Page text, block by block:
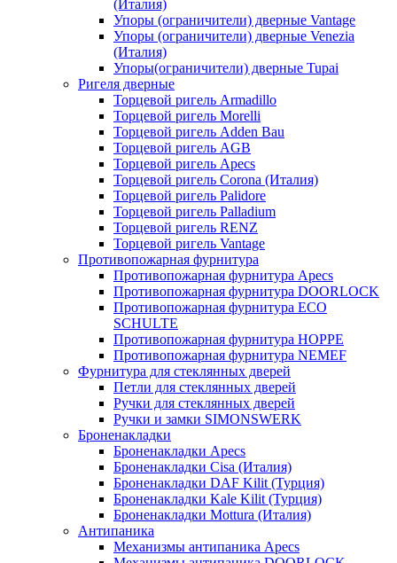
(Италия)
Упоры (ограничители) дверные Vantage
Упоры (ограничители) дверные Venezia
(Италия)
Упоры(ограничители) дверные Tupai
Ригеля дверные
Торцевой ригель Armadillo
Торцевой ригель Morelli
Торцевой ригель Adden Bau
Торцевой ригель AGB
Торцевой ригель Apecs
Торцевой ригель Corona (Италия)
Торцевой ригель Palidore
Торцевой ригель Palladium
Торцевой ригель RENZ
Торцевой ригель Vantage
Противопожарная фурнитура
Противопожарная фурнитура Apecs
Противопожарная фурнитура DOORLOCK
Противопожарная фурнитура ECO
SCHULTE
Противопожарная фурнитура HOPPE
Противопожарная фурнитура NEMEF
Фурнитура для стеклянных дверей
Петли для стеклянных дверей
Ручки для стеклянных дверей
Ручки и замки SIMONSWERK
Броненакладки
Броненакладки Apecs
Броненакладки Cisa (Италия)
Броненакладки DAF Kilit (Турция)
Броненакладки Kale Kilit (Турция)
Броненакладки Mottura (Италия)
Антипаника
Механизмы антипаника Apecs